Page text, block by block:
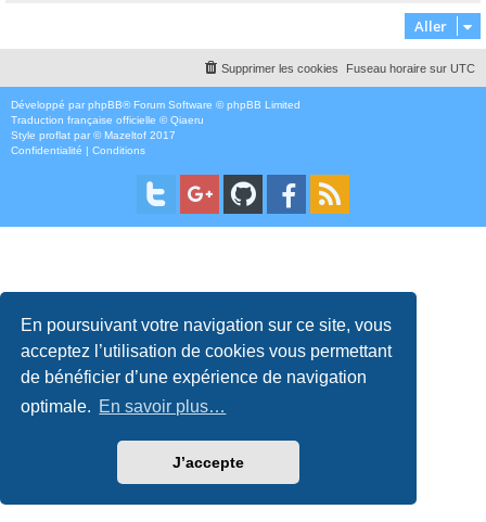
En poursuivant votre navigation sur ce site, vous
acceptez l’utilisation de cookies vous permettant
de bénéficier d’une expérience de navigation
optimale. En savoir plus…
J’accepte
Aller
Fuseau horaire sur UTC
Supprimer les cookies
Développé par phpBB® Forum Software © phpBB Limited
Traduction française officielle ©Qiaeru
Style proflat par ©Mazeltof 2017
Confidentialité | Conditions